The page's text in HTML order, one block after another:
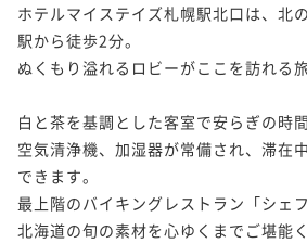
ホテルマイステイズ札幌駅北口は、北
駅から徒歩2分。
ぬくもり溢れるロビーがここを訪れる
白と茶を基調とした客室で安らぎの時間
空気清浄機、加湿器が常備され、滞在
できます。
最上階のバイキングレストラン「シェ
北海道の旬の素材を心ゆくまでご堪能く